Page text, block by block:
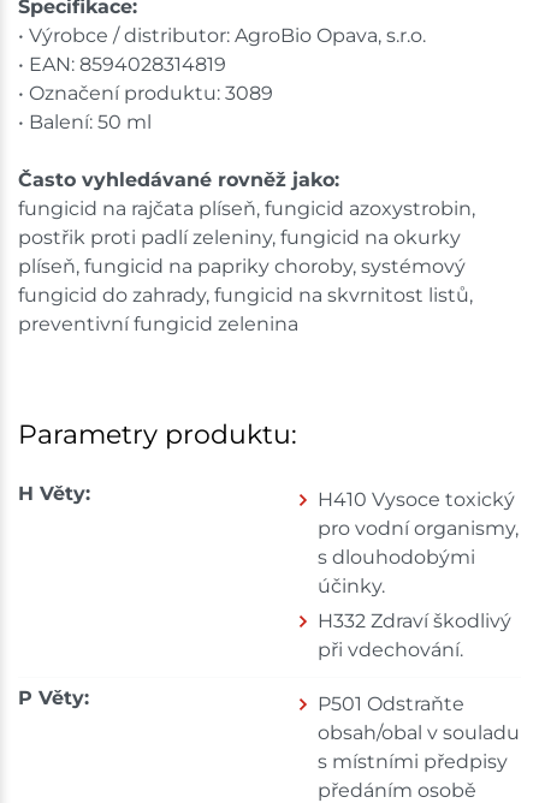
Parametry produktu:
H Věty:
H410 Vysoce toxický
pro vodní organismy,
s dlouhodobými
účinky.
H332 Zdraví škodlivý
při vdechování.
P Věty:
P501 Odstraňte
obsah/obal v souladu
s místními předpisy
předáním osobě
Specifikace:
• Výrobce / distributor: AgroBio Opava, s.r.o.
• EAN: 8594028314819
• Označení produktu: 3089
• Balení: 50 ml
Často vyhledávané rovněž jako:
fungicid na rajčata plíseň, fungicid azoxystrobin,
postřik proti padlí zeleniny, fungicid na okurky
plíseň, fungicid na papriky choroby, systémový
fungicid do zahrady, fungicid na skvrnitost listů,
preventivní fungicid zelenina